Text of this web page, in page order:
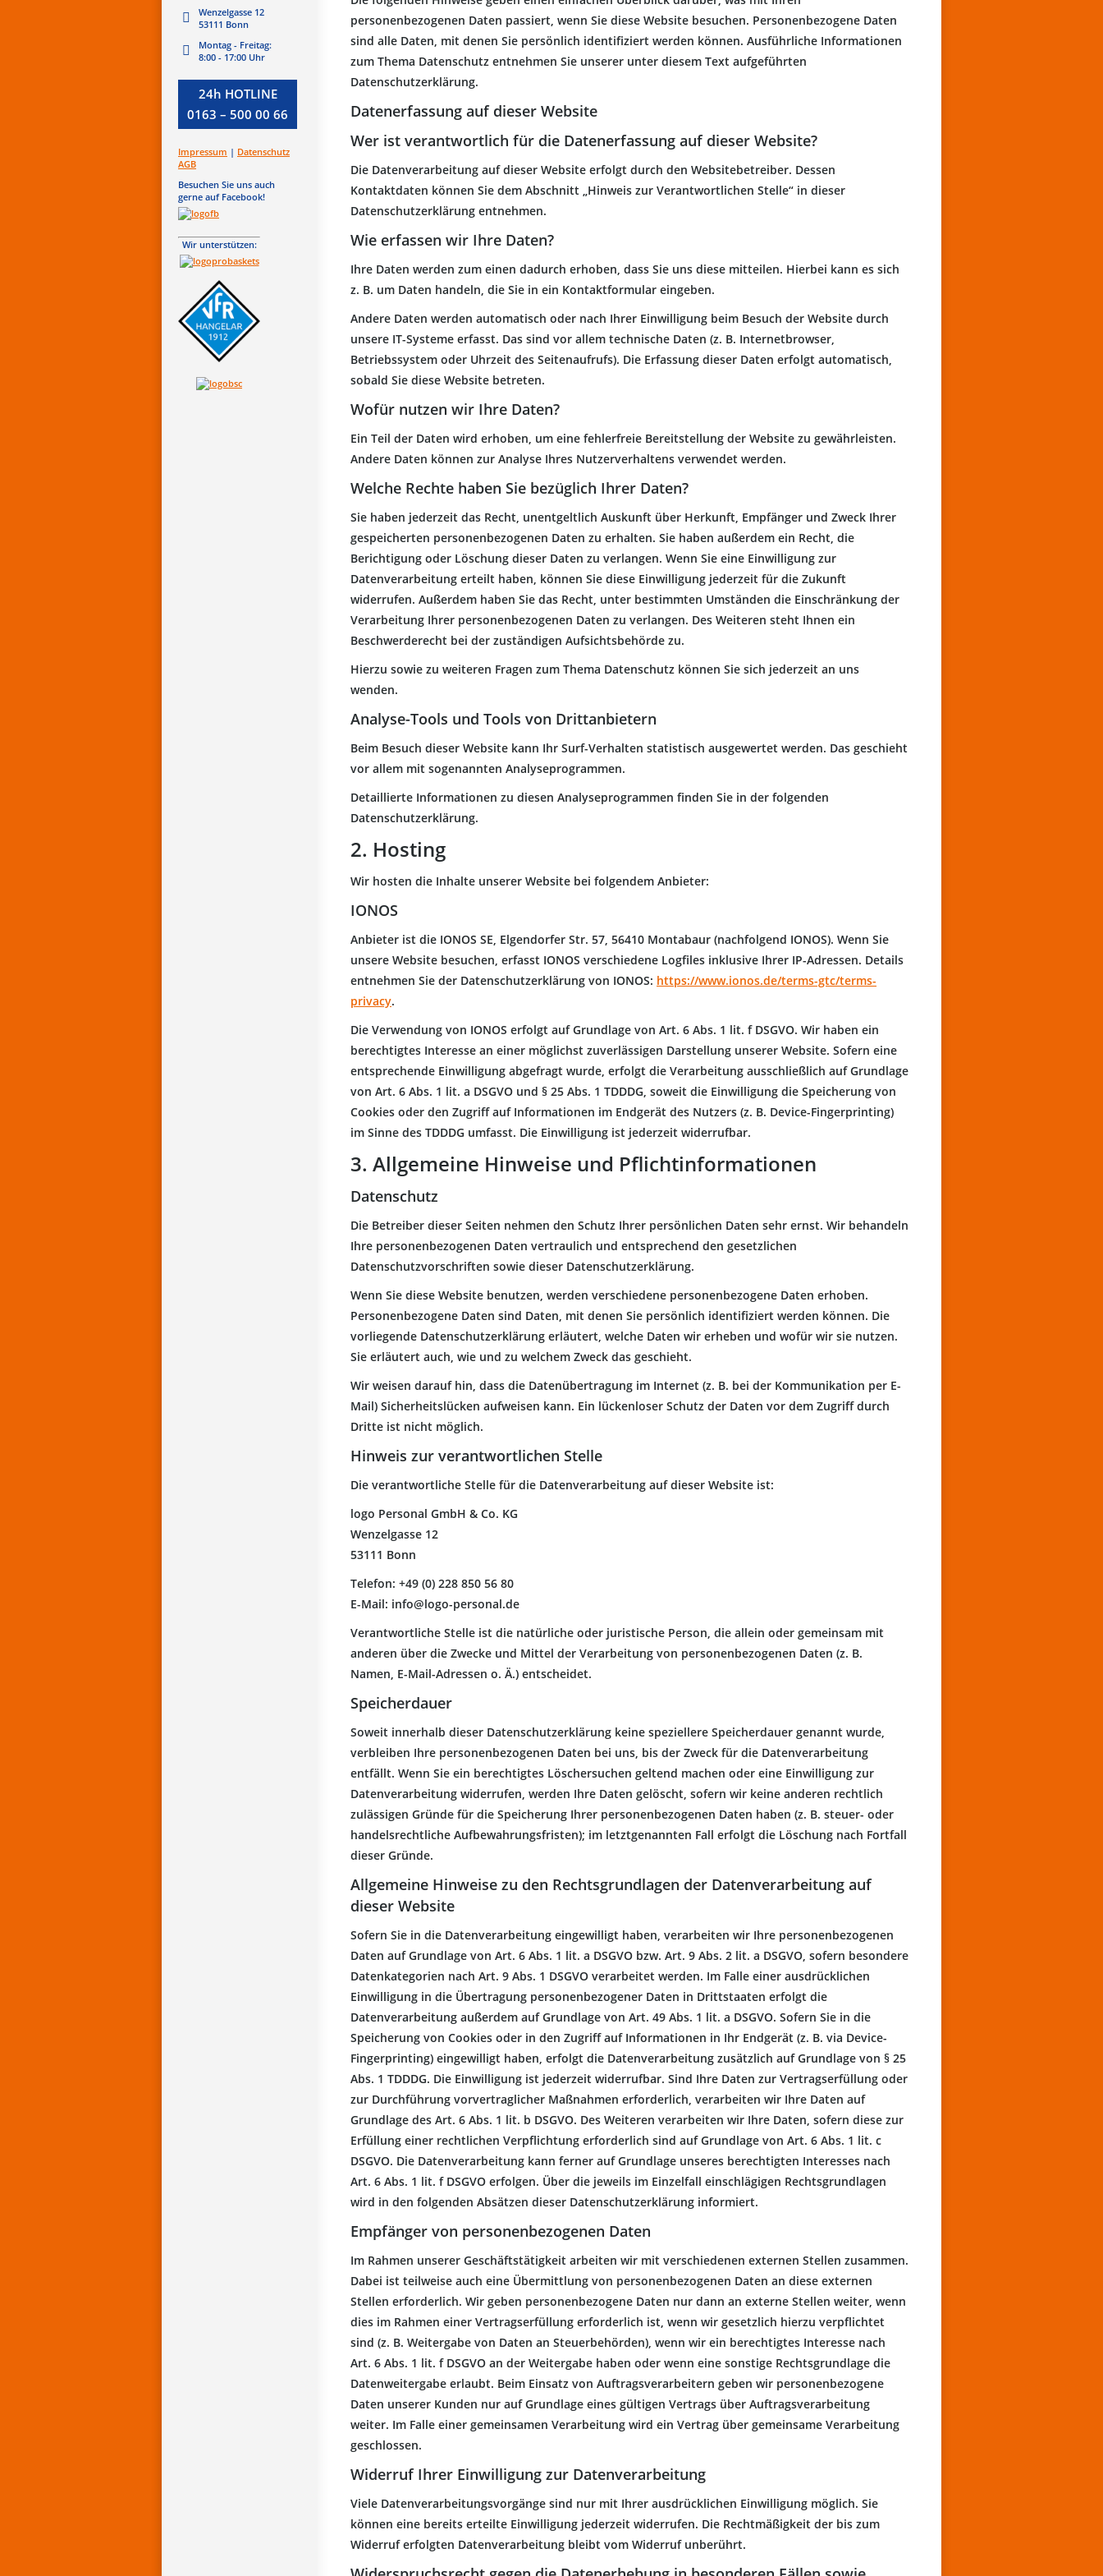
Wenzelgasse 12
53111 Bonn
Montag - Freitag:
8:00 - 17:00 Uhr
24h HOTLINE
0163 – 500 00 66
Impressum | Datenschutz
AGB
Besuchen Sie uns auch
gerne auf Facebook!
Wir unterstützen:
personenbezogenen Daten passiert, wenn Sie diese Website besuchen. Personenbezogene Daten
sind alle Daten, mit denen Sie persönlich identifiziert werden können. Ausführliche Informationen
zum Thema Datenschutz entnehmen Sie unserer unter diesem Text aufgeführten
Datenschutzerklärung.
Datenerfassung auf dieser Website
Wer ist verantwortlich für die Datenerfassung auf dieser Website?
Die Datenverarbeitung auf dieser Website erfolgt durch den Websitebetreiber. Dessen
Kontaktdaten können Sie dem Abschnitt „Hinweis zur Verantwortlichen Stelle“ in dieser
Datenschutzerklärung entnehmen.
Wie erfassen wir Ihre Daten?
Ihre Daten werden zum einen dadurch erhoben, dass Sie uns diese mitteilen. Hierbei kann es sich
z. B. um Daten handeln, die Sie in ein Kontaktformular eingeben.
Andere Daten werden automatisch oder nach Ihrer Einwilligung beim Besuch der Website durch
unsere IT-Systeme erfasst. Das sind vor allem technische Daten (z. B. Internetbrowser,
Betriebssystem oder Uhrzeit des Seitenaufrufs). Die Erfassung dieser Daten erfolgt automatisch,
sobald Sie diese Website betreten.
Wofür nutzen wir Ihre Daten?
Ein Teil der Daten wird erhoben, um eine fehlerfreie Bereitstellung der Website zu gewährleisten.
Andere Daten können zur Analyse Ihres Nutzerverhaltens verwendet werden.
Welche Rechte haben Sie bezüglich Ihrer Daten?
Sie haben jederzeit das Recht, unentgeltlich Auskunft über Herkunft, Empfänger und Zweck Ihrer
gespeicherten personenbezogenen Daten zu erhalten. Sie haben außerdem ein Recht, die
Berichtigung oder Löschung dieser Daten zu verlangen. Wenn Sie eine Einwilligung zur
Datenverarbeitung erteilt haben, können Sie diese Einwilligung jederzeit für die Zukunft
widerrufen. Außerdem haben Sie das Recht, unter bestimmten Umständen die Einschränkung der
Verarbeitung Ihrer personenbezogenen Daten zu verlangen. Des Weiteren steht Ihnen ein
Beschwerderecht bei der zuständigen Aufsichtsbehörde zu.
Hierzu sowie zu weiteren Fragen zum Thema Datenschutz können Sie sich jederzeit an uns
wenden.
Analyse-Tools und Tools von Dritt­anbietern
Beim Besuch dieser Website kann Ihr Surf-Verhalten statistisch ausgewertet werden. Das geschieht
vor allem mit sogenannten Analyseprogrammen.
Detaillierte Informationen zu diesen Analyseprogrammen finden Sie in der folgenden
Datenschutzerklärung.
2. Hosting
Wir hosten die Inhalte unserer Website bei folgendem Anbieter:
IONOS
Anbieter ist die IONOS SE, Elgendorfer Str. 57, 56410 Montabaur (nachfolgend IONOS). Wenn Sie
unsere Website besuchen, erfasst IONOS verschiedene Logfiles inklusive Ihrer IP-Adressen. Details
entnehmen Sie der Datenschutzerklärung von IONOS: https://www.ionos.de/terms-gtc/terms-
privacy.
Die Verwendung von IONOS erfolgt auf Grundlage von Art. 6 Abs. 1 lit. f DSGVO. Wir haben ein
berechtigtes Interesse an einer möglichst zuverlässigen Darstellung unserer Website. Sofern eine
entsprechende Einwilligung abgefragt wurde, erfolgt die Verarbeitung ausschließlich auf Grundlage
von Art. 6 Abs. 1 lit. a DSGVO und § 25 Abs. 1 TDDDG, soweit die Einwilligung die Speicherung von
Cookies oder den Zugriff auf Informationen im Endgerät des Nutzers (z. B. Device-Fingerprinting)
im Sinne des TDDDG umfasst. Die Einwilligung ist jederzeit widerrufbar.
3. Allgemeine Hinweise und Pflicht­informationen
Datenschutz
Die Betreiber dieser Seiten nehmen den Schutz Ihrer persönlichen Daten sehr ernst. Wir behandeln
Ihre personenbezogenen Daten vertraulich und entsprechend den gesetzlichen
Datenschutzvorschriften sowie dieser Datenschutzerklärung.
Wenn Sie diese Website benutzen, werden verschiedene personenbezogene Daten erhoben.
Personenbezogene Daten sind Daten, mit denen Sie persönlich identifiziert werden können. Die
vorliegende Datenschutzerklärung erläutert, welche Daten wir erheben und wofür wir sie nutzen.
Sie erläutert auch, wie und zu welchem Zweck das geschieht.
Wir weisen darauf hin, dass die Datenübertragung im Internet (z. B. bei der Kommunikation per E-
Mail) Sicherheitslücken aufweisen kann. Ein lückenloser Schutz der Daten vor dem Zugriff durch
Dritte ist nicht möglich.
Hinweis zur verantwortlichen Stelle
Die verantwortliche Stelle für die Datenverarbeitung auf dieser Website ist:
logo Personal GmbH & Co. KG
Wenzelgasse 12
53111 Bonn
Telefon: +49 (0) 228 850 56 80
E-Mail: info@logo-personal.de
Verantwortliche Stelle ist die natürliche oder juristische Person, die allein oder gemeinsam mit
anderen über die Zwecke und Mittel der Verarbeitung von personenbezogenen Daten (z. B.
Namen, E-Mail-Adressen o. Ä.) entscheidet.
Speicherdauer
Soweit innerhalb dieser Datenschutzerklärung keine speziellere Speicherdauer genannt wurde,
verbleiben Ihre personenbezogenen Daten bei uns, bis der Zweck für die Datenverarbeitung
entfällt. Wenn Sie ein berechtigtes Löschersuchen geltend machen oder eine Einwilligung zur
Datenverarbeitung widerrufen, werden Ihre Daten gelöscht, sofern wir keine anderen rechtlich
zulässigen Gründe für die Speicherung Ihrer personenbezogenen Daten haben (z. B. steuer- oder
handelsrechtliche Aufbewahrungsfristen); im letztgenannten Fall erfolgt die Löschung nach Fortfall
dieser Gründe.
Allgemeine Hinweise zu den Rechtsgrundlagen der Datenverarbeitung auf
dieser Website
Sofern Sie in die Datenverarbeitung eingewilligt haben, verarbeiten wir Ihre personenbezogenen
Daten auf Grundlage von Art. 6 Abs. 1 lit. a DSGVO bzw. Art. 9 Abs. 2 lit. a DSGVO, sofern besondere
Datenkategorien nach Art. 9 Abs. 1 DSGVO verarbeitet werden. Im Falle einer ausdrücklichen
Einwilligung in die Übertragung personenbezogener Daten in Drittstaaten erfolgt die
Datenverarbeitung außerdem auf Grundlage von Art. 49 Abs. 1 lit. a DSGVO. Sofern Sie in die
Speicherung von Cookies oder in den Zugriff auf Informationen in Ihr Endgerät (z. B. via Device-
Fingerprinting) eingewilligt haben, erfolgt die Datenverarbeitung zusätzlich auf Grundlage von § 25
Abs. 1 TDDDG. Die Einwilligung ist jederzeit widerrufbar. Sind Ihre Daten zur Vertragserfüllung oder
zur Durchführung vorvertraglicher Maßnahmen erforderlich, verarbeiten wir Ihre Daten auf
Grundlage des Art. 6 Abs. 1 lit. b DSGVO. Des Weiteren verarbeiten wir Ihre Daten, sofern diese zur
Erfüllung einer rechtlichen Verpflichtung erforderlich sind auf Grundlage von Art. 6 Abs. 1 lit. c
DSGVO. Die Datenverarbeitung kann ferner auf Grundlage unseres berechtigten Interesses nach
Art. 6 Abs. 1 lit. f DSGVO erfolgen. Über die jeweils im Einzelfall einschlägigen Rechtsgrundlagen
wird in den folgenden Absätzen dieser Datenschutzerklärung informiert.
Empfänger von personenbezogenen Daten
Im Rahmen unserer Geschäftstätigkeit arbeiten wir mit verschiedenen externen Stellen zusammen.
Dabei ist teilweise auch eine Übermittlung von personenbezogenen Daten an diese externen
Stellen erforderlich. Wir geben personenbezogene Daten nur dann an externe Stellen weiter, wenn
dies im Rahmen einer Vertragserfüllung erforderlich ist, wenn wir gesetzlich hierzu verpflichtet
sind (z. B. Weitergabe von Daten an Steuerbehörden), wenn wir ein berechtigtes Interesse nach
Art. 6 Abs. 1 lit. f DSGVO an der Weitergabe haben oder wenn eine sonstige Rechtsgrundlage die
Datenweitergabe erlaubt. Beim Einsatz von Auftragsverarbeitern geben wir personenbezogene
Daten unserer Kunden nur auf Grundlage eines gültigen Vertrags über Auftragsverarbeitung
weiter. Im Falle einer gemeinsamen Verarbeitung wird ein Vertrag über gemeinsame Verarbeitung
geschlossen.
Widerruf Ihrer Einwilligung zur Datenverarbeitung
Viele Datenverarbeitungsvorgänge sind nur mit Ihrer ausdrücklichen Einwilligung möglich. Sie
können eine bereits erteilte Einwilligung jederzeit widerrufen. Die Rechtmäßigkeit der bis zum
Widerruf erfolgten Datenverarbeitung bleibt vom Widerruf unberührt.